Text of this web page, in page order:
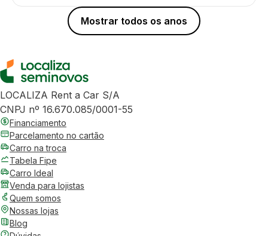
Mostrar todos os anos
LOCALIZA Rent a Car S/A
CNPJ nº 16.670.085/0001-55
Financiamento
Parcelamento no cartão
Carro na troca
Tabela Fipe
Carro Ideal
Venda para lojistas
Quem somos
Nossas lojas
Blog